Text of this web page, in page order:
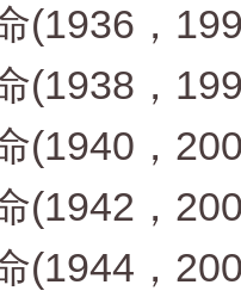
(1936，
(1938，
(1940，
(1942，
(1944，